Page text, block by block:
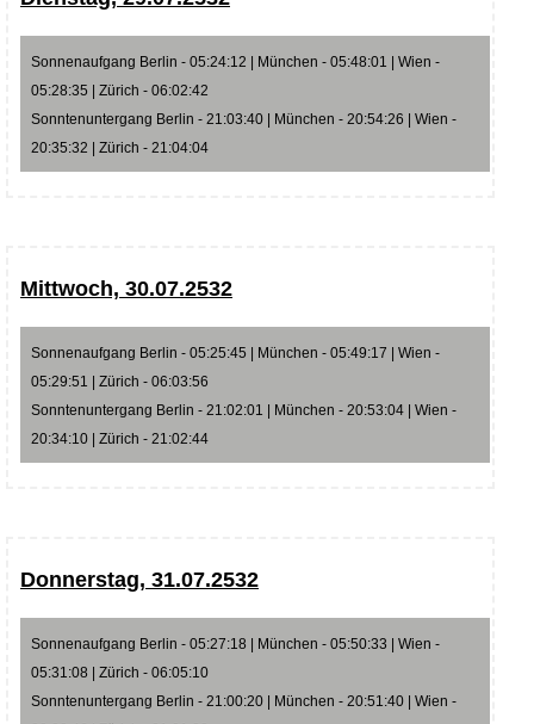
Sonnenaufgang Berlin - 05:24:12 | München - 05:48:01 | Wien -
05:28:35 | Zürich - 06:02:42
Sonntenuntergang Berlin - 21:03:40 | München - 20:54:26 | Wien -
20:35:32 | Zürich - 21:04:04
Mittwoch, 30.07.2532
Sonnenaufgang Berlin - 05:25:45 | München - 05:49:17 | Wien -
05:29:51 | Zürich - 06:03:56
Sonntenuntergang Berlin - 21:02:01 | München - 20:53:04 | Wien -
20:34:10 | Zürich - 21:02:44
Donnerstag, 31.07.2532
Sonnenaufgang Berlin - 05:27:18 | München - 05:50:33 | Wien -
05:31:08 | Zürich - 06:05:10
Sonntenuntergang Berlin - 21:00:20 | München - 20:51:40 | Wien -